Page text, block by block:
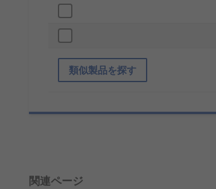
類似製品を探す
関連ページ